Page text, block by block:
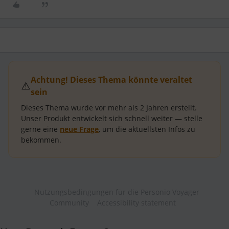
⚠️Achtung! Dieses Thema könnte veraltet
sein
Dieses Thema wurde vor mehr als 2 Jahren erstellt.
Unser Produkt entwickelt sich schnell weiter — stelle
gerne eine neue Frage, um die aktuellsten Infos zu
bekommen.